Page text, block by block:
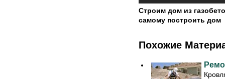
Строим дом из
самому построить дом
Похожие